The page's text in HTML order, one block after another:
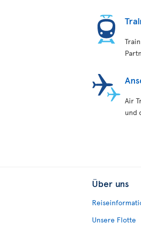
Air
und
Über uns
Unsere Flotte